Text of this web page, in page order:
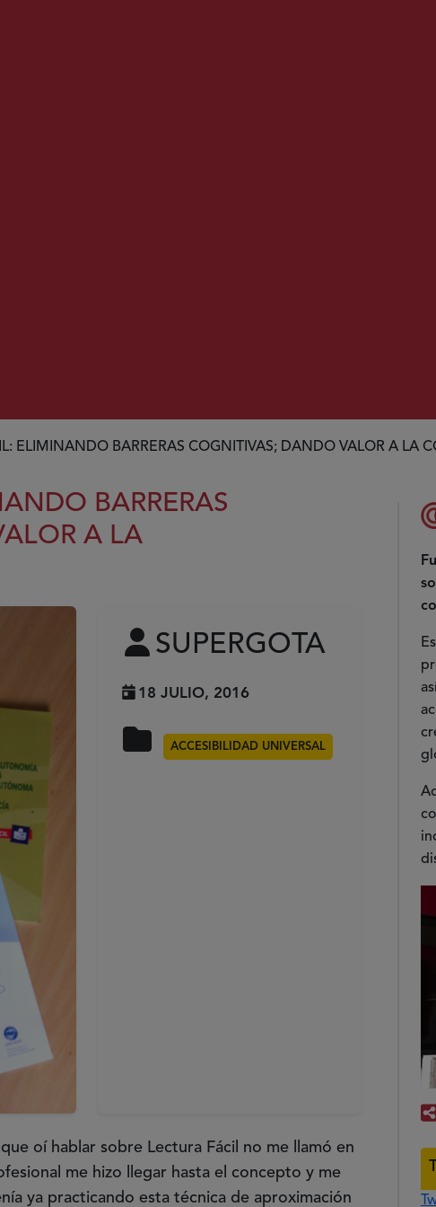
ELIMINANDO BARRERAS COGNITIVAS; DANDO VALOR A LA
BARRERAS
A LA
SUPERGOTA
18 JULIO, 2016
ACCESIBILIDAD UNIVERSAL
oí hablar sobre Lectura Fácil no me llamó en
me hizo llegar hasta el concepto y me
ya practicando esta técnica de aproximación